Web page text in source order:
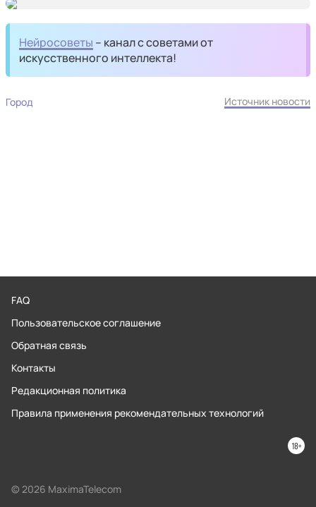
Нейросоветы – канал с советами от
искусственного интеллекта!
Город Источник новости
FAQ
Пользовательское соглашение
Обратная связь
Контакты
Редакционная политика
Правила применения рекомендательных технологий
© 2026 MaximaTelecom